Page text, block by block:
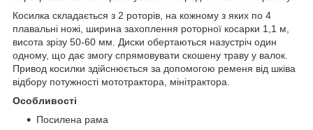
Косилка складається з 2 роторів, на кожному з яких по 4
плавальні ножі, ширина захоплення роторної косарки 1,1 м,
висота зрізу 50-60 мм. Диски обертаються назустріч один
одному, що дає змогу спрямовувати скошену траву у валок.
Привод косилки здійснюється за допомогою ременя від шківа
відбору потужності мототрактора, мінітрактора.
Особливості
Посилена рама